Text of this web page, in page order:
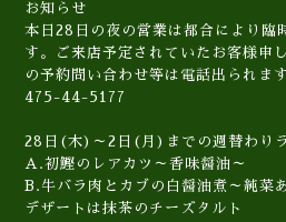
お知らせ
本日28日の夜の営業は都合により臨
す。ご来店予定されていたお客様申
の予約問い合わせ等は電話出られま
475-44-5177
28日(木)～2日(月)までの週替わり
A.初鰹のレアカツ～香味醤油～
B.牛バラ肉とカブの白醤油煮～純菜
デザートは抹茶のチーズタルト